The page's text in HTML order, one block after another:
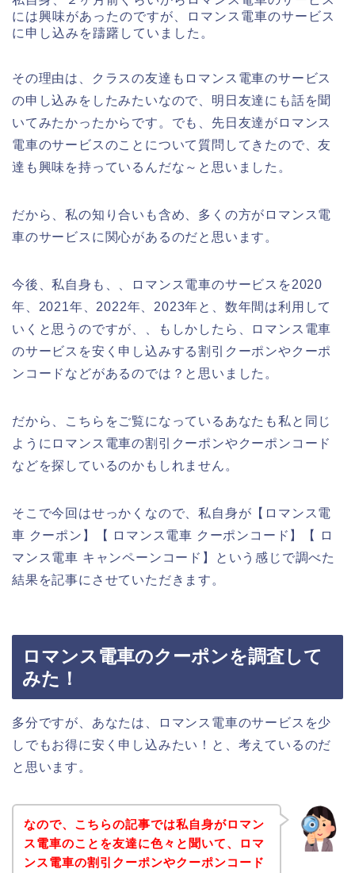
には興味があったのですが、ロマンス電車のサービス
に申し込みを躊躇していました。
その理由は、クラスの友達もロマンス電車のサービス
の申し込みをしたみたいなので、明日友達にも話を聞
いてみたかったからです。でも、先日友達がロマンス
電車のサービスのことについて質問してきたので、友
達も興味を持っているんだな～と思いました。
だから、私の知り合いも含め、多くの方がロマンス電
車のサービスに関心があるのだと思います。
今後、私自身も、、ロマンス電車のサービスを2020
年、2021年、2022年、2023年と、数年間は利用して
いくと思うのですが、、もしかしたら、ロマンス電車
のサービスを安く申し込みする割引クーポンやクーポ
ンコードなどがあるのでは？と思いました。
だから、こちらをご覧になっているあなたも私と同じ
ようにロマンス電車の割引クーポンやクーポンコード
などを探しているのかもしれません。
そこで今回はせっかくなので、私自身が【ロマンス電
車 クーポン】【 ロマンス電車 クーポンコード】【 ロ
マンス電車 キャンペーンコード】という感じで調べた
結果を記事にさせていただきます。
ロマンス電車のクーポンを調査して
みた！
多分ですが、あなたは、ロマンス電車のサービスを少
しでもお得に安く申し込みたい！と、考えているのだ
と思います。
なので、こちらの記事では私自身がロマン
ス電車のことを友達に色々と聞いて、ロマ
ンス電車の割引クーポンやクーポンコード